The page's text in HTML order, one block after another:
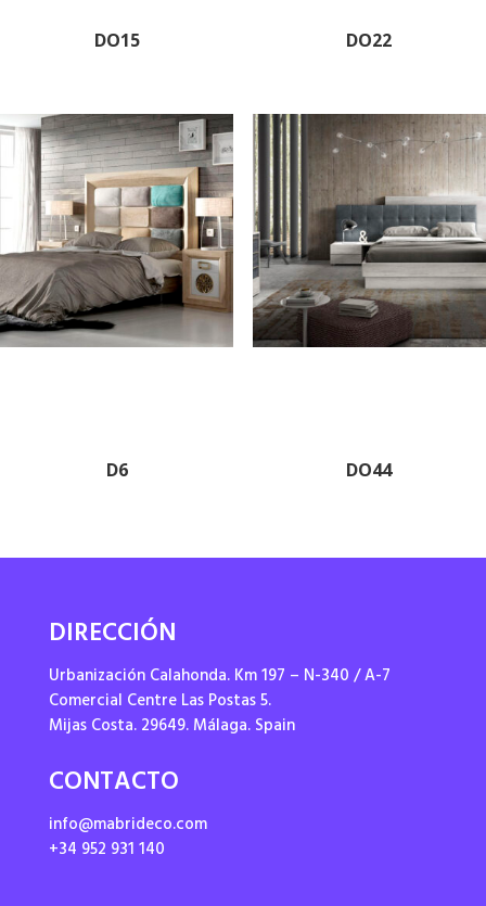
DO15 DO22
D6 DO44
DIRECCIÓN
Urbanización Calahonda. Km 197 – N-340 / A-7
Comercial Centre Las Postas 5.
Mijas Costa. 29649. Málaga. Spain
CONTACTO
info@mabrideco.com
+34 952 931 140